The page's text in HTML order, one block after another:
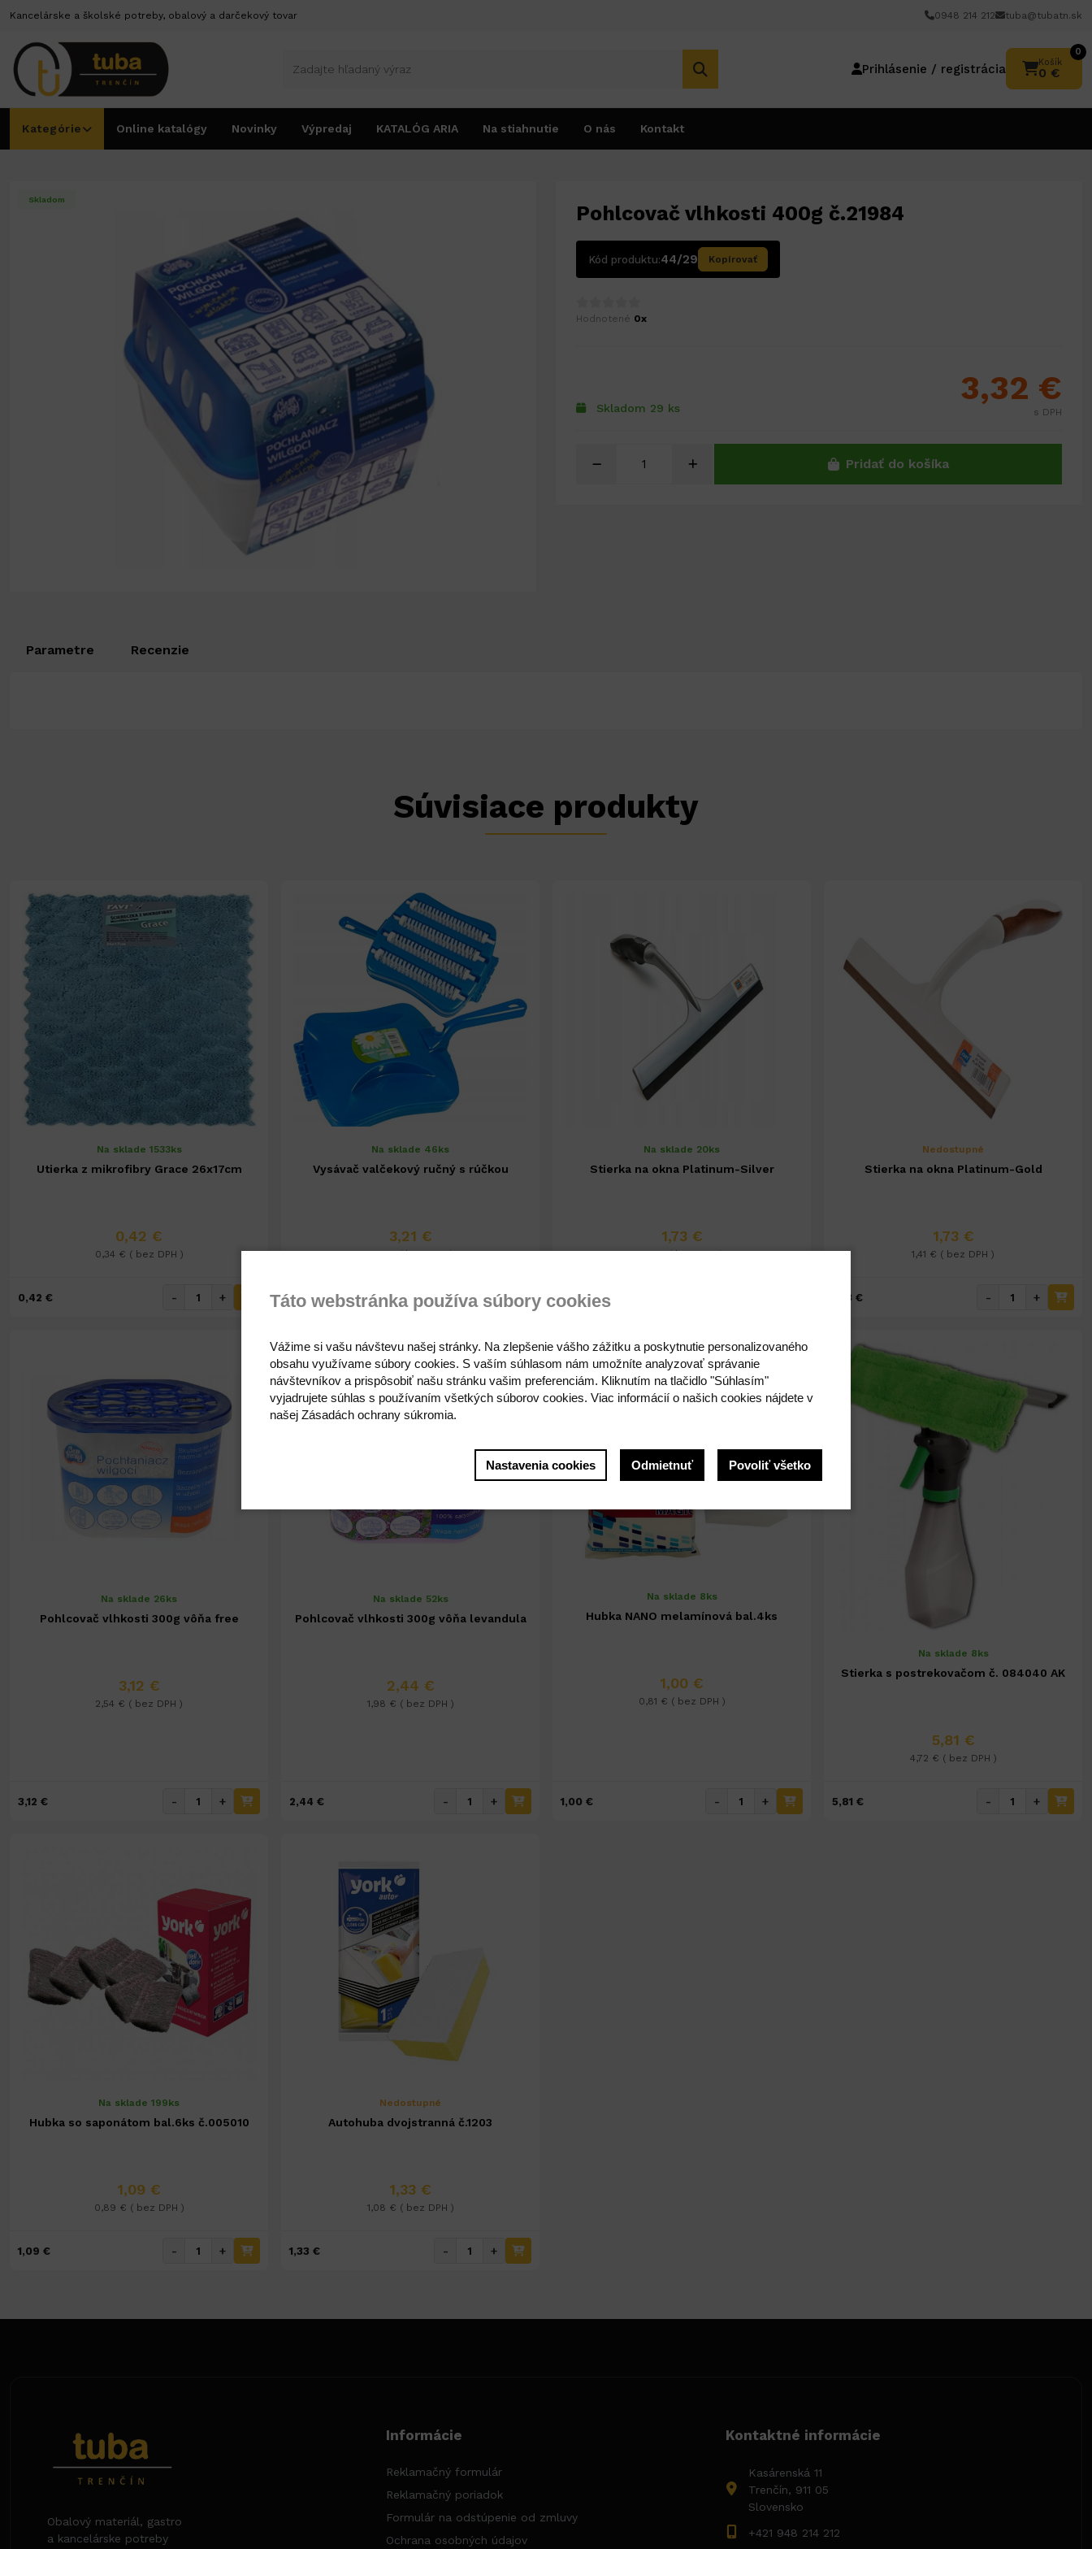
Kancelárske a školské potreby, obalový a darčekový tovar 0948 214 212 tuba@tubatn.sk
Prihlásenie / registrácia Košík
0
0 €
Kategórie Online katalógy Novinky Výpredaj KATALÓG ARIA Na stiahnutie O nás Kontakt
Dom a bývanie Čistiace pomôcky Pohlcovač vlhkosti 400g č.21984
Skladom
Pohlcovač vlhkosti 400g č.21984
Kód produktu:44/29 Kopírovať
Hodnotené 0x
Skladom 29 ks
3,32 €
s DPH
Pridať do košíka
Parametre Recenzie
Súvisiace produkty
Na sklade 1533ks
Utierka z mikrofibry Grace 26x17cm
0,42 €
0,34 € ( bez DPH )
0,42 € - +
Na sklade 46ks
Vysávač valčekový ručný s rúčkou
3,21 €
2,61 € ( bez DPH )
3,21 € - +
Na sklade 20ks
Stierka na okna Platinum-Silver
1,73 €
1,41 € ( bez DPH )
1,73 €
Nedostupné
Stierka na okna Platinum-Gold
1,73 €
1,41 € ( bez DPH )
1,73 € - +
Na sklade 26ks
Pohlcovač vlhkosti 300g vôňa free
3,12 €
2,54 € ( bez DPH )
3,12 € - +
Na sklade 52ks
Pohlcovač vlhkosti 300g vôňa levandula
2,44 €
1,98 € ( bez DPH )
2,44 € - +
Na sklade 8ks
Hubka NANO melamínová bal.4ks
1,00 €
0,81 € ( bez DPH )
1,00 € - +
Na sklade 8ks
Stierka s postrekovačom č. 084040 AK
5,81 €
4,72 € ( bez DPH )
5,81 € - +
Na sklade 199ks
Hubka so saponátom bal.6ks č.005010
1,09 €
0,89 € ( bez DPH )
1,09 € - +
Nedostupné
Autohuba dvojstranná č.1203
1,33 €
1,08 € ( bez DPH )
1,33 € - +
Obalový materiál, gastro
a kancelárske potreby
Informácie
Reklamačný formulár
Reklamačný poriadok
Formulár na odstúpenie od zmluvy
Ochrana osobných údajov
Kontaktné informácie
Kasárenská 11
Trenčín, 911 05
Slovensko
+421 948 214 212
Táto webstránka používa súbory cookies
Vážime si vašu návštevu našej stránky. Na zlepšenie vášho zážitku a poskytnutie personalizovaného
obsahu využívame súbory cookies. S vaším súhlasom nám umožníte analyzovať správanie
návštevníkov a prispôsobiť našu stránku vašim preferenciám. Kliknutím na tlačidlo "Súhlasím"
vyjadrujete súhlas s používaním všetkých súborov cookies. Viac informácií o našich cookies nájdete v
našej Zásadách ochrany súkromia.
Nastavenia cookies Odmietnuť Povoliť všetko